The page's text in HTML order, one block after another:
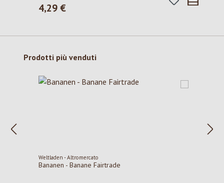
Prezzo normale:
4,29 €
Salta la galleria dei prodotti
Prodotti più venduti
Weltladen - Altromercato
Bananen - Banane Fairtrade